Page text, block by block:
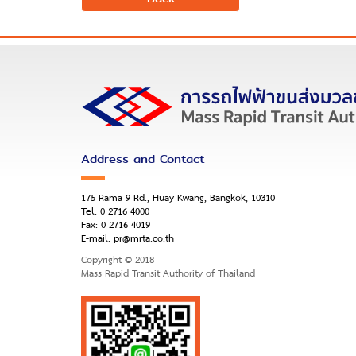
Address and Contact
175 Rama 9 Rd., Huay Kwang, Bangkok, 10310
Tel:0 2716 4000
Fax:0 2716 4019
E-mail:pr@mrta.co.th
Copyright © 2018
Mass Rapid Transit Authority of Thailand